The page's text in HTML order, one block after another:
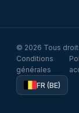
© 2026 Tous
Conditions
générales
FR (BE)